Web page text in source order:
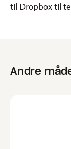
til Dropbox til
Andre